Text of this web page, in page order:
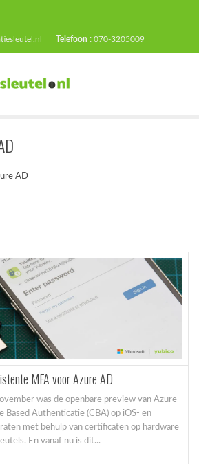
Telefoon : 070-3205009
AD
MFA voor Azure AD
was de openbare preview van Azure
Based Authenticatie (CBA) op iOS- en
met behulp van certificaten op hardware
En vanaf nu is dit...